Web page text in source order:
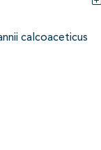
calcoaceticus